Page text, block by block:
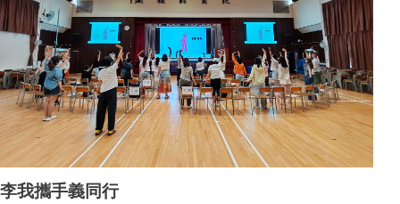
李我攜手義同行